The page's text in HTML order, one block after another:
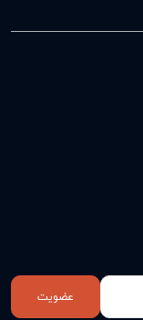
عضویت